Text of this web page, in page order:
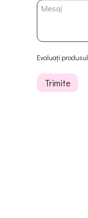
Evaluați produsul
Trimite